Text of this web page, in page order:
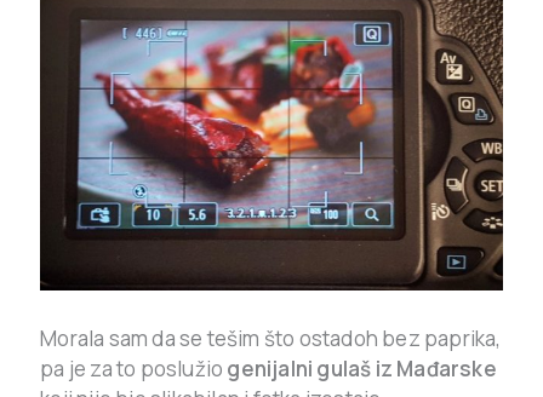
Morala sam da se tešim što ostadoh bez paprika,
pa je za to poslužio genijalni gulaš iz Mađarske